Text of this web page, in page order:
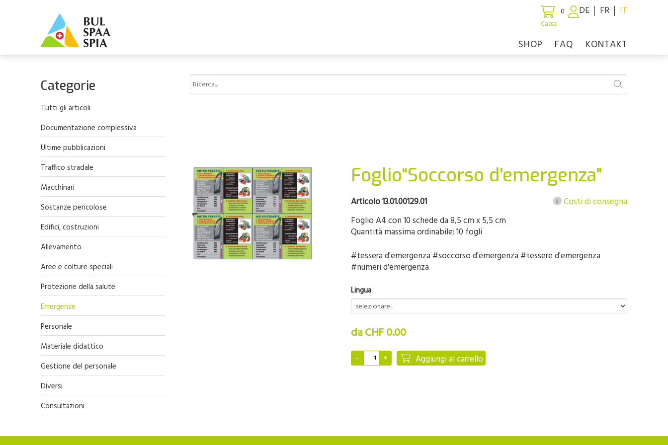
0
Cassa
DE FR IT
SHOP FAQ KONTAKT
Categorie
Tutti gli articoli
Documentazione complessiva
Ultime pubblicazioni
Traffico stradale
Macchinari
Sostanze pericolose
Edifici, costruzioni
Allevamento
Aree e colture speciali
Protezione della salute
Emergenze
Personale
Materiale didattico
Gestione del personale
Diversi
Consultazioni
Foglio“Soccorso d'emergenza"
Articolo 13.01.00129.01
Costi di consegna
Foglio A4 con 10 schede da 8,5 cm x 5,5 cm
Quantità massima ordinabile: 10 fogli
#tessera d'emergenza #soccorso d'emergenza #tessere d'emergenza
#numeri d'emergenza
Lingua
da CHF 0.00
Aggiungi al carrello